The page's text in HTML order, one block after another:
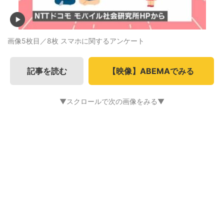
画像5枚目／8枚 スマホに関するアンケート
記事を読む 【映像】ABEMAでみる
▼スクロールで次の画像をみる▼